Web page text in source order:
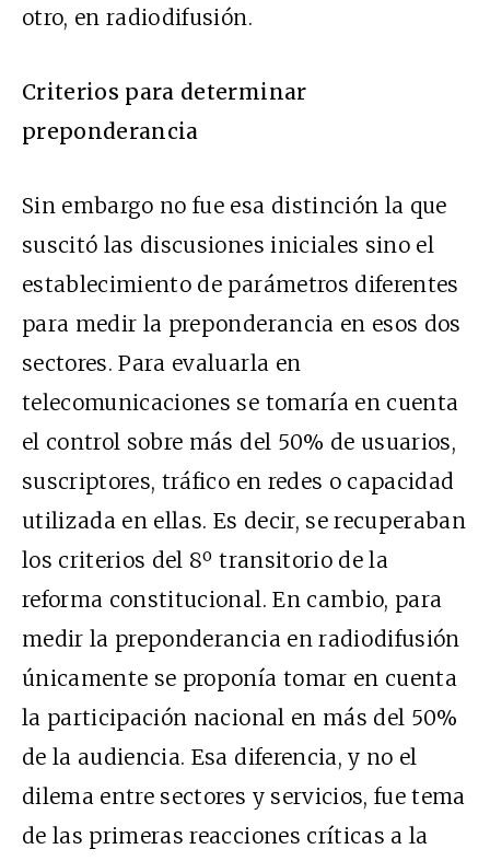
otro, en radiodifusión.
Criterios para determinar
preponderancia
Sin embargo no fue esa distinción la que
suscitó las discusiones iniciales sino el
establecimiento de parámetros diferentes
para medir la preponderancia en esos dos
sectores. Para evaluarla en
telecomunicaciones se tomaría en cuenta
el control sobre más del 50% de usuarios,
suscriptores, tráfico en redes o capacidad
utilizada en ellas. Es decir, se recuperaban
los criterios del 8º transitorio de la
reforma constitucional. En cambio, para
medir la preponderancia en radiodifusión
únicamente se proponía tomar en cuenta
la participación nacional en más del 50%
de la audiencia. Esa diferencia, y no el
dilema entre sectores y servicios, fue tema
de las primeras reacciones críticas a la